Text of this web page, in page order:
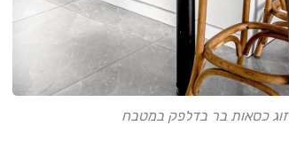
זוג כסאות בר בדלפק במטבח